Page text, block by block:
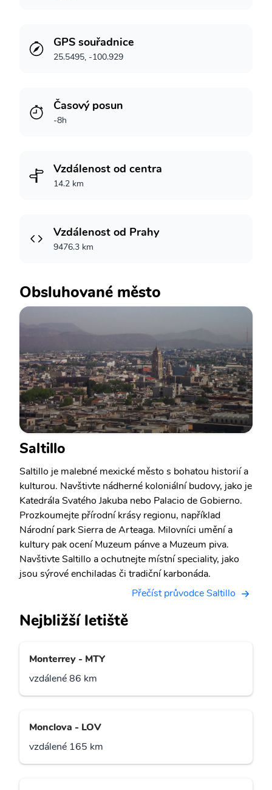
GPS souřadnice
25.5495, -100.929
Časový posun
-8h
Vzdálenost od centra
14.2 km
Vzdálenost od Prahy
9476.3 km
Obsluhované město
Saltillo
Saltillo je malebné mexické město s bohatou historií a
kulturou. Navštivte nádherné koloniální budovy, jako je
Katedrála Svatého Jakuba nebo Palacio de Gobierno.
Prozkoumejte přírodní krásy regionu, například
Národní park Sierra de Arteaga. Milovníci umění a
kultury pak ocení Muzeum pánve a Muzeum piva.
Navštivte Saltillo a ochutnejte místní speciality, jako
jsou sýrové enchiladas či tradiční karbonáda.
Přečíst průvodce Saltillo
Nejbližší letiště
Monterrey - MTY
vzdálené 86 km
Monclova - LOV
vzdálené 165 km